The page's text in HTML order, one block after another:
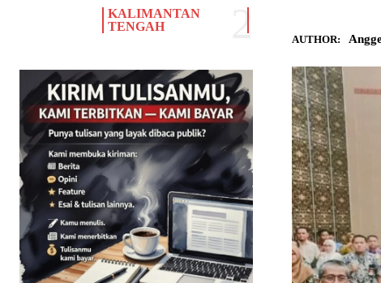
KALIMANTAN
TENGAH
AUTHOR: